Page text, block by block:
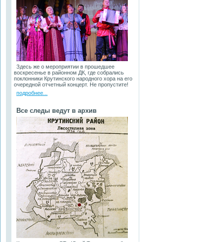
Здесь же о мероприятии в прошедшее
воскресенье в районном ДК, где собрались
поклонники Крутинского народного хора на его
очередной отчетный концерт. Не пропустите!
подробнее...
Все следы ведут в архив